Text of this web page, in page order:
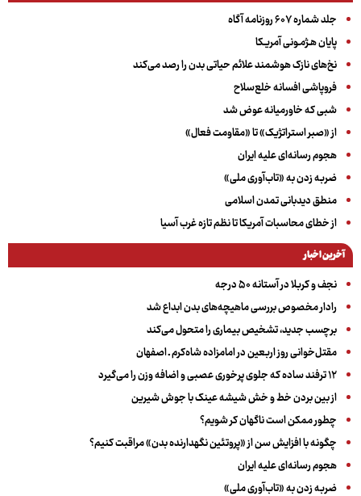
جلد شماره ۶۰۷ روزنامه آگاه
پایان هـژمـونی آمریـکا
نخ‌های نازک هوشمند علائم حیاتی بدن را رصد می‌کند
فروپاشی افسانه خلع‌سلاح
شبی که خاورمیانه عوض شد
از «صبر استراتژیک» تا «مقاومت فعال»
هجوم رسانه‌ای علیه ایران
ضربه زدن به «تاب‌آوری ملی»
منطق دیدبانی تمدن اسلامی
از خطای محاسبات آمریکا تا نظم تازه غرب آسیا
آخرین اخبار
نجف و کربلا در آستانه ۵۰ درجه
رادار مخصوص بررسی ماهیچه‌های بدن ابداع شد
برچسب جدید، تشخیص بیماری را متحول می‌کند
مقتل‌خوانی روز اربعین در امامزاده شاه‌کرم ـ اصفهان
۱۲ ترفند ساده که جلوی پرخوری عصبی و اضافه ‌وزن را می‌گیرد
از بین بردن خط و خش شیشه عینک با جوش شیرین
چطور ممکن است ناگهان کر شویم؟
چگونه با افزایش سن از «پروتئین نگهدارنده بدن» مراقبت کنیم؟
هجوم رسانه‌ای علیه ایران
ضربه زدن به «تاب‌آوری ملی»